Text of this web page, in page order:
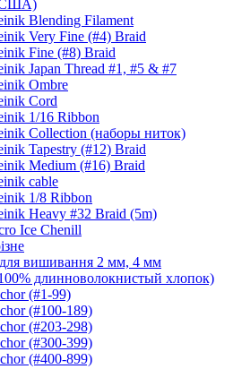
Blending Filament
Very Fine (#4) Braid
Fine (#8) Braid
Japan Thread #1, #5 & #7
Ombre
Cord
1/16 Ribbon
Collection (наборы ниток)
Tapestry (#12) Braid
Medium (#16) Braid
cable
1/8 Ribbon
Heavy #32 Braid (5m)
Ice Chenill
вишивання 2 мм, 4 мм
длинноволокнистый хлопок)
(#1-99)
(#100-189)
(#203-298)
(#300-399)
(#400-899)